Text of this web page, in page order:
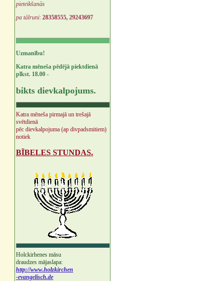
pieteikšanās
pa tālruni: 28358555, 29243697
Uzmanību!
Katra mēneša pēdējā piektdienā
plkst. 18.00 -
bikts dievkalpojums.
Katra mēneša pirmajā un trešajā
svētdienā
pēc dievkalpojuma (ap divpadsmitiem)
notiek
BĪBELES STUNDAS.
Holckirhenes māsu
draudzes mājaslapa:
http://www.holzkirchen
-evangelisch.de